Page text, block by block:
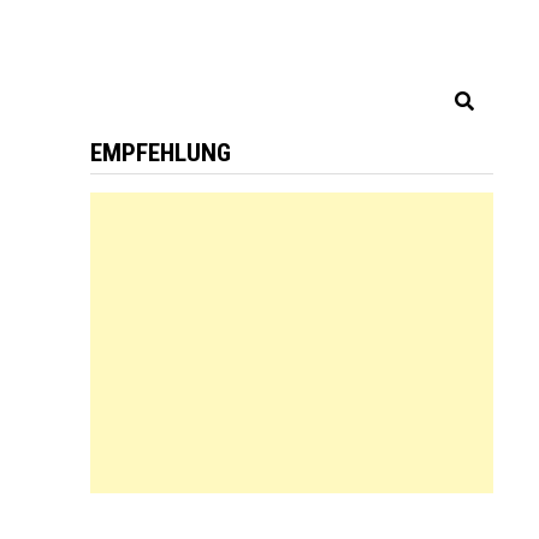
EMPFEHLUNG